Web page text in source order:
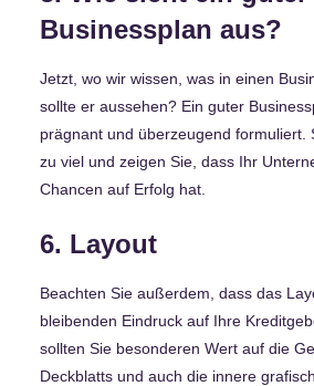
Businessplan aus?
Jetzt, wo wir wissen, was in einen
sollte er aussehen? Ein guter
prägnant und überzeugend formuliert.
zu viel und zeigen Sie, dass Ihr
Chancen auf Erfolg hat.
6. Layout
Beachten Sie außerdem, dass das
bleibenden Eindruck auf Ihre
sollten Sie besonderen Wert auf die
Deckblatts und auch die innere